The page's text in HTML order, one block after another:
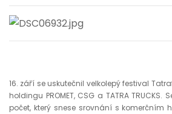
16. září se uskutečnil velkolepý festival
holdingu PROMET, CSG a TATRA
počet, který snese srovnání s komerčním